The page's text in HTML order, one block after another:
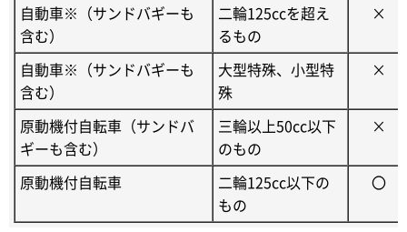
自動車※（サンドバギーも
含む）
二輪125ccを超え
るもの
×
自動車※（サンドバギーも
含む）
大型特殊、小型特
殊
×
原動機付自転車（サンドバ
ギーも含む）
三輪以上50cc以下
のもの
×
原動機付自転車
二輪125cc以下の
もの
〇